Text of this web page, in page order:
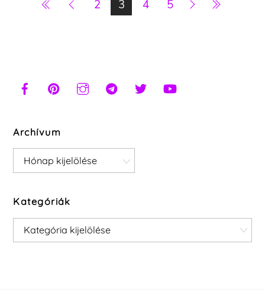
2 3 4 5
Archívum
Archívum
Kategóriák
Kategóriák